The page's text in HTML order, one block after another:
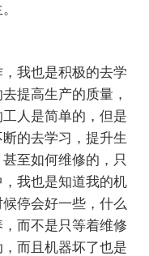
我也是积极的去学
提高生产的质量，
人是简单的，但是
的去学习，提升生
至如何维修的，只
我也是知道我的机
停会好一些，什么
而不是只等着维修
而且机器坏了也是